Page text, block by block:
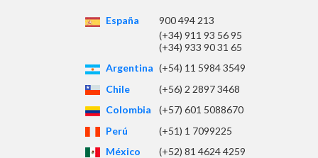
España
900 494 213
(+34) 911 93 56 95
(+34) 933 90 31 65
Argentina (+54) 11 5984 3549
Chile
(+56) 2 2897 3468
Colombia
(+57) 601 5088670
Perú
(+51) 1 7099225
México
(+52) 81 4624 4259